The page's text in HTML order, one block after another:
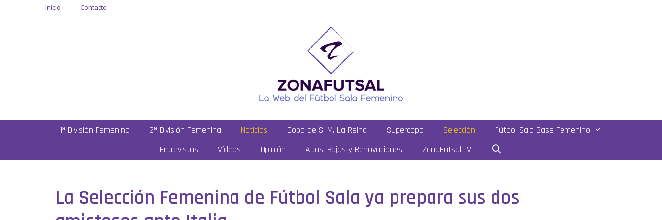
Inicio Contacto
1ª División Femenina 2ª División Femenina Noticias Copa de S. M. La Reina Supercopa Selección
Fútbol Sala Base Femenino
Entrevistas
Vídeos Opinión Altas, Bajas y Renovaciones ZonaFutsal TV
La Selección Femenina de Fútbol Sala ya prepara sus dos